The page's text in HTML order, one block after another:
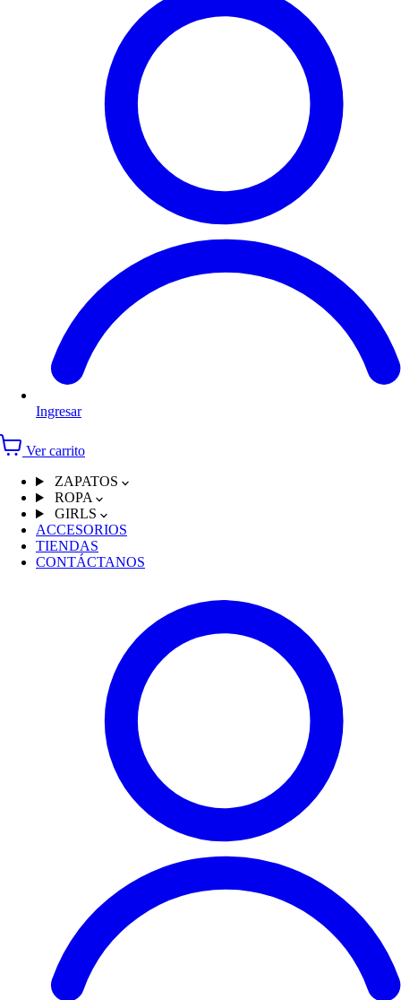
Ingresar
Ver carrito
ZAPATOS
ROPA
GIRLS
ACCESORIOS
TIENDAS
CONTÁCTANOS